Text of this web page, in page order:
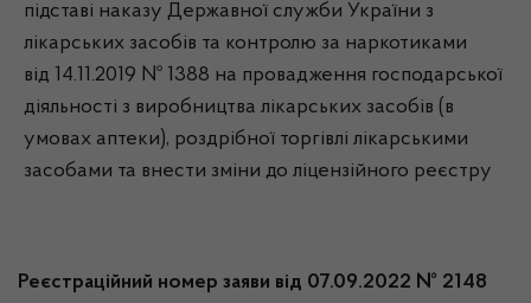
підставі наказу Державної служби України з
лікарських засобів та контролю за наркотиками
від 14.11.2019 № 1388 на провадження господарської
діяльності з виробництва лікарських засобів (в
умовах аптеки), роздрібної торгівлі лікарськими
засобами та внести зміни до ліцензійного реєстру
Реєстраційний номер заяви від 07.09.2022 № 2148